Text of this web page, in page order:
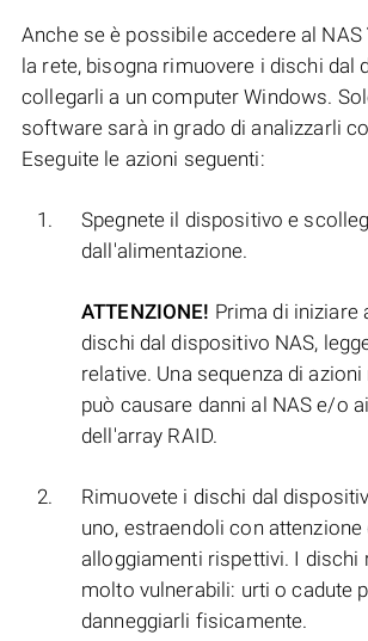
Anche se è possibile accedere al NAS
la rete, bisogna rimuovere i dischi dal
collegarli a un computer Windows.
software sarà in grado di analizzarli
Eseguite le azioni seguenti:
Spegnete il dispositivo e
dall'alimentazione.
ATTENZIONE! Prima di iniziare
dischi dal dispositivo NAS,
relative. Una sequenza di
può causare danni al NAS e/o
dell'array RAID.
Rimuovete i dischi dal
uno, estraendoli con attenzione
alloggiamenti rispettivi. I dischi
molto vulnerabili: urti o cadute
danneggiarli fisicamente.